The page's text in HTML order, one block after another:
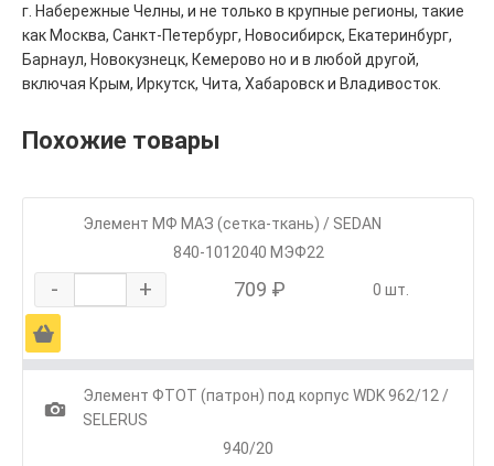
г. Набережные Челны, и не только в крупные регионы, такие
как Москва, Санкт-Петербург, Новосибирск, Екатеринбург,
Барнаул, Новокузнецк, Кемерово но и в любой другой,
включая Крым, Иркутск, Чита, Хабаровск и Владивосток.
Похожие товары
Элемент МФ МАЗ (сетка-ткань) / SEDAN
840-1012040 МЭФ22
- + 709 ₽ 0 шт.
Ä
1
Элемент ФТОТ (патрон) под корпус WDK 962/12 /
SELERUS
940/20